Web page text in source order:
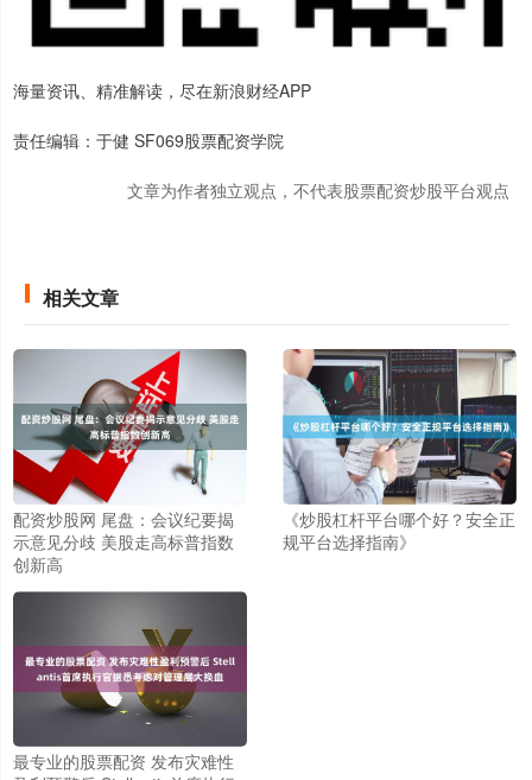
海量资讯、精准解读，尽在新浪财经APP
责任编辑：于健 SF069股票配资学院
文章为作者独立观点，不代表股票配资炒股平台观点
相关文章
配资炒股网 尾盘：会议纪要揭
示意见分歧 美股走高标普指数
创新高
《炒股杠杆平台哪个好？安全正
规平台选择指南》
最专业的股票配资 发布灾难性